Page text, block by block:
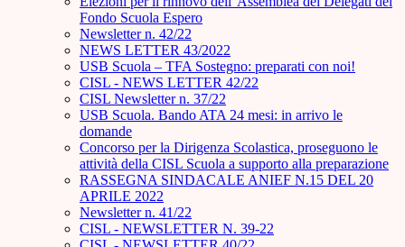
Fondo Scuola Espero
Newsletter n. 42/22
NEWS LETTER 43/2022
USB Scuola – TFA Sostegno: preparati con noi!
CISL - NEWS LETTER 42/22
CISL Newsletter n. 37/22
USB Scuola. Bando ATA 24 mesi: in arrivo le
domande
Concorso per la Dirigenza Scolastica, proseguono le
attività della CISL Scuola a supporto alla preparazione
RASSEGNA SINDACALE ANIEF N.15 DEL 20
APRILE 2022
Newsletter n. 41/22
CISL - NEWSLETTER N. 39-22